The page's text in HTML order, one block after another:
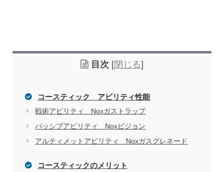
目次 [閉じる]
コースティック アビリティ性能
戦術アビリティ Noxガストラップ
パッシブアビリティ Noxビジョン
アルティメットアビリティ Noxガスグレネード
コースティックのメリット